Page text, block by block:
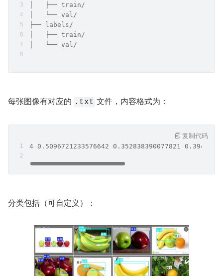
│   ├── train/
│   └── val/
├── labels/
│   ├── train/
│   └── val/
每张图像有对应的 .txt 文件，内容格式为：
4 0.5096721233576642 0.352838390077821
复制代码
分类包括（可自定义）：